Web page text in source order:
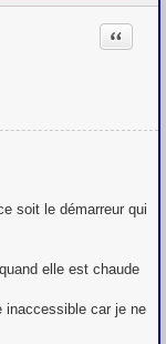
Citation
soit le démarreur qui
elle est chaude
inaccessible car je ne